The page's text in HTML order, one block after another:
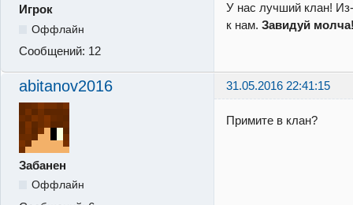
Игрок
Оффлайн
Сообщений: 12
У нас лучший клан! Из-
к нам. Завидуй
abitanov2016 31.05.2016 22:41:15
Забанен
Оффлайн
Примите в клан?